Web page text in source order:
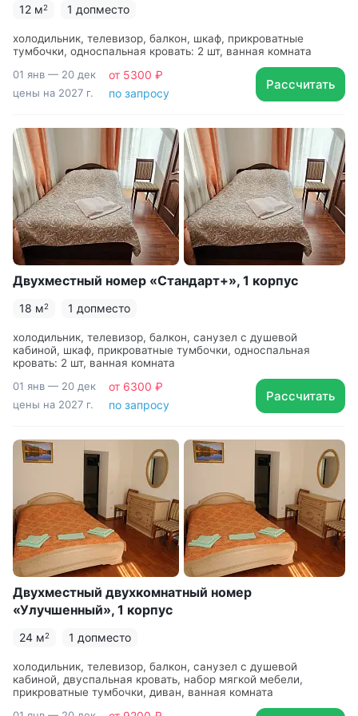
психокоррекции для детей
Одна из первых детских здравниц на КМВ, открыта
в 1938 году. На базе санатория были разработаны
методы курортной терапии детей с патологией
сердечно-сосудистой системы и органов дыхания
(1970-е), открыт восстановительный центр для
12 м2 1 допместо
холодильник, телевизор, балкон, шкаф, прикроватные
тумбочки, односпальная кровать: 2 шт, ванная комната
01 янв — 20 дек
от 5300 ₽
цены на 2027 г. по запросу
Рассчитать
Двухместный номер «Стандарт+», 1 корпус
18 м2 1 допместо
холодильник, телевизор, балкон, санузел с душевой
кабиной, шкаф, прикроватные тумбочки, односпальная
кровать: 2 шт, ванная комната
01 янв — 20 дек
от 6300 ₽
цены на 2027 г. по запросу
Рассчитать
Двухместный двухкомнатный номер
«Улучшенный», 1 корпус
24 м2 1 допместо
холодильник, телевизор, балкон, санузел с душевой
кабиной, двуспальная кровать, набор мягкой мебели,
прикроватные тумбочки, диван, ванная комната